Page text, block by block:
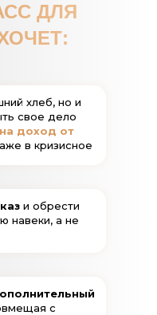
хлеб, но и
свое дело
доход от
в кризисное
ДЛЯ
:
и обрести
навеки, а не
с